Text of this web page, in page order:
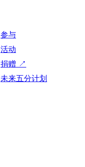
参与
活动
捐赠 ↗
未来五分计划